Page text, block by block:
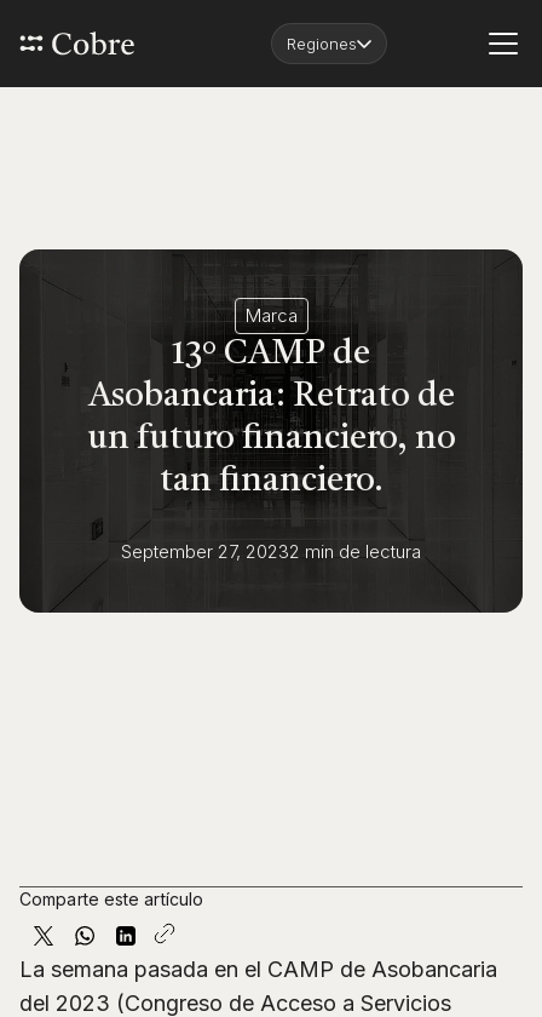
Regiones
Marca
13° CAMP de
Asobancaria: Retrato de
un futuro financiero, no
tan financiero.
September 27, 20232 min de lectura
Comparte este artículo
La semana pasada en el CAMP de Asobancaria
del 2023 (Congreso de Acceso a Servicios